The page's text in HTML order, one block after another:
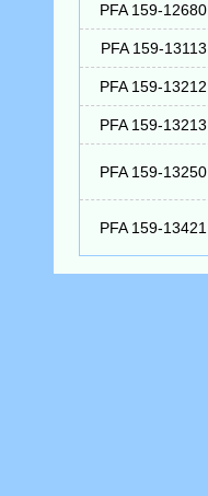
PFA 159-12680
PFA 159-13113
PFA 159-13212
PFA 159-13213
PFA 159-13250
PFA 159-13421